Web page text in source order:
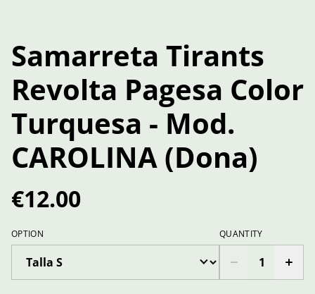
Samarreta Tirants
Revolta Pagesa Color
Turquesa - Mod.
CAROLINA (Dona)
€12.00
OPTION QUANTITY